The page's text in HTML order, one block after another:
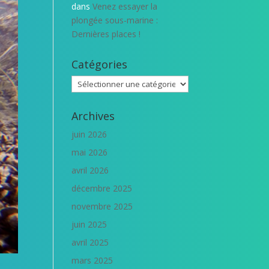
dansVenez essayer la
plongée sous-marine :
Dernières places !
Catégories
Catégories
Archives
juin 2026
mai 2026
avril 2026
décembre 2025
novembre 2025
juin 2025
avril 2025
mars 2025